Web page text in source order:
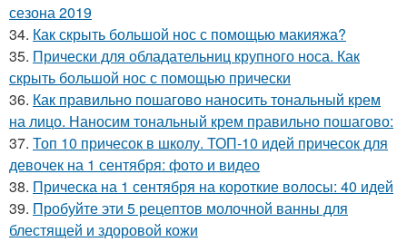
сезона 2019
34. Как скрыть большой нос с помощью макияжа?
35. Прически для обладательниц крупного носа. Как
скрыть большой нос с помощью прически
36. Как правильно пошагово наносить тональный крем
на лицо. Наносим тональный крем правильно пошагово:
37. Топ 10 причесок в школу. ТОП-10 идей причесок для
девочек на 1 сентября: фото и видео
38. Прическа на 1 сентября на короткие волосы: 40 идей
39. Пробуйте эти 5 рецептов молочной ванны для
блестящей и здоровой кожи